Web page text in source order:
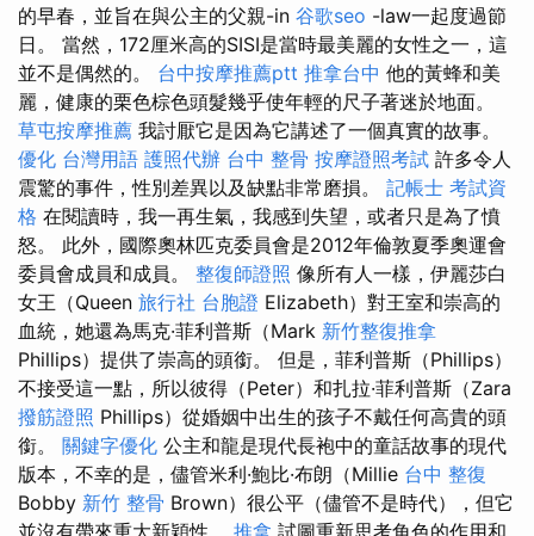
的早春，並旨在與公主的父親-in 谷歌seo -law一起度過節
日。 當然，172厘米高的SISI是當時最美麗的女性之一，這
並不是偶然的。 台中按摩推薦ptt 推拿台中 他的黃蜂和美
麗，健康的栗色棕色頭髮幾乎使年輕的尺子著迷於地面。
草屯按摩推薦 我討厭它是因為它講述了一個真實的故事。
優化 台灣用語 護照代辦 台中 整骨 按摩證照考試 許多令人
震驚的事件，性別差異以及缺點非常磨損。 記帳士 考試資
格 在閱讀時，我一再生氣，我感到失望，或者只是為了憤
怒。 此外，國際奧林匹克委員會是2012年倫敦夏季奧運會
委員會成員和成員。 整復師證照 像所有人一樣，伊麗莎白
女王（Queen 旅行社 台胞證 Elizabeth）對王室和崇高的
血統，她還為馬克·菲利普斯（Mark 新竹整復推拿
Phillips）提供了崇高的頭銜。 但是，菲利普斯（Phillips）
不接受這一點，所以彼得（Peter）和扎拉·菲利普斯（Zara
撥筋證照 Phillips）從婚姻中出生的孩子不戴任何高貴的頭
銜。 關鍵字優化 公主和龍是現代長袍中的童話故事的現代
版本，不幸的是，儘管米利·鮑比·布朗（Millie 台中 整復
Bobby 新竹 整骨 Brown）很公平（儘管不是時代），但它
並沒有帶來重大新穎性。 推拿 試圖重新思考角色的作用和